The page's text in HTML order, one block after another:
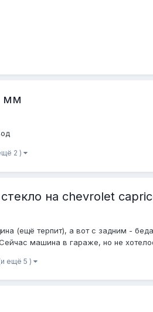
мм
2 )
на chevrolet
(ещё терпит), а вот с задним -
машина в гараже, но не
ещё 5 )